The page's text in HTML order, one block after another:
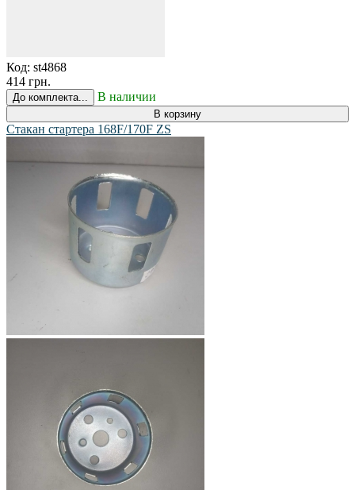
Код: st4868
414 грн.
До комплекта... В наличии
В корзину
Стакан стартера 168F/170F ZS